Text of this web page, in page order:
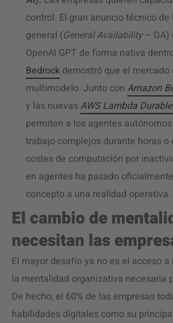
control. El gran anuncio técnico
general (General Availability– GA)
OpenAI GPT de forma nativa
Bedrock demostró que el
multimodelo. Junto con Amazon
y las nuevasAWS Lambda
permiten a los agentes
trabajo complejos durante horas
costes de computación por
en agentes ha pasado
concepto a una realidad operativa.
El cambio de
necesitan las
El mayor desafío ya no es el acceso
la mentalidad organizativa necesaria
De hecho, el 60% de las empresas
habilidades digitales como su